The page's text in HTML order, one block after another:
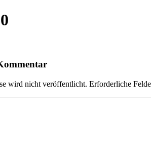
wird nicht veröffentlicht. Erforderliche